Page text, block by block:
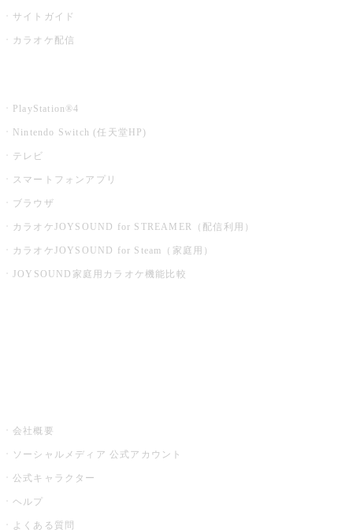
サイトガイド
カラオケ配信
PlayStation®4
Nintendo Switch (任天堂HP)
テレビ
スマートフォンアプリ
ブラウザ
カラオケJOYSOUND for STREAMER（配信利用）
カラオケJOYSOUND for Steam（家庭用）
JOYSOUND家庭用カラオケ機能比較
会社概要
ソーシャルメディア 公式アカウント
公式キャラクター
ヘルプ
よくある質問